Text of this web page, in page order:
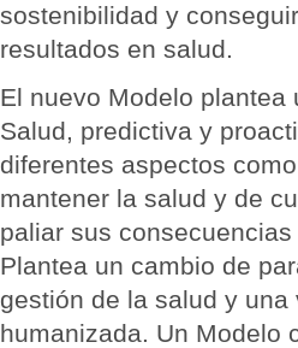
sostenibilidad y
resultados en salud.
El nuevo Modelo
Salud, predictiva y
diferentes aspectos
mantener la salud y de
paliar sus
Plantea un cambio de
gestión de la salud y
humanizada. Un Modelo